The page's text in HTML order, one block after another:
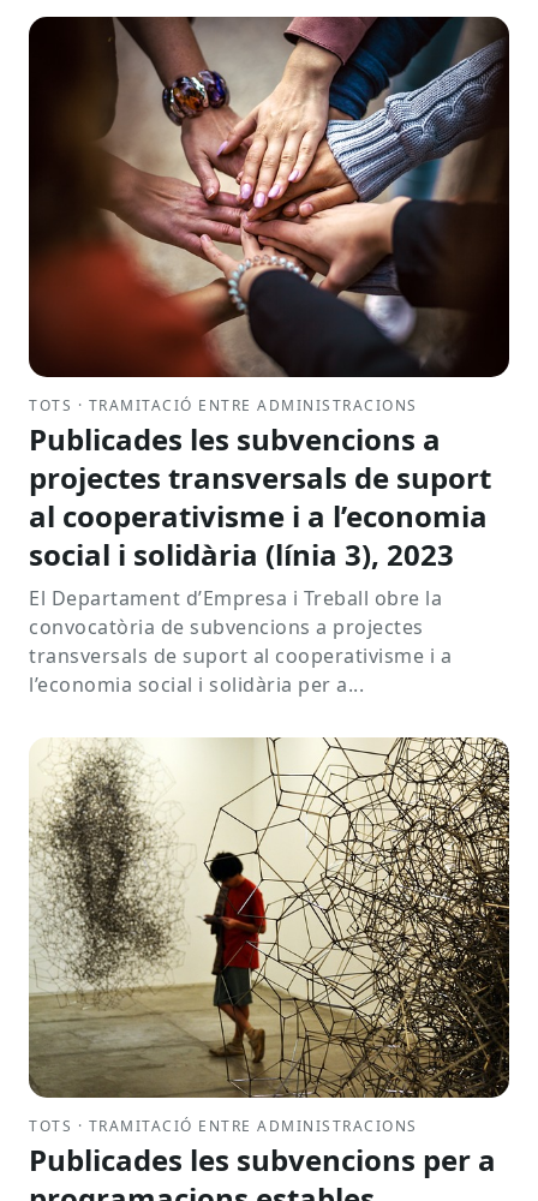
TOTS · TRAMITACIÓ ENTRE ADMINISTRACIONS
Publicades les subvencions a
projectes transversals de suport
al cooperativisme i a l’economia
social i solidària (línia 3), 2023
El Departament d’Empresa i Treball obre la
convocatòria de subvencions a projectes
transversals de suport al cooperativisme i a
l’economia social i solidària per a...
TOTS · TRAMITACIÓ ENTRE ADMINISTRACIONS
Publicades les subvencions per a